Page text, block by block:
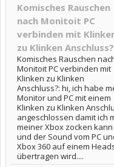
Komisches Rauschen
nach Monitoit PC
verbinden mit
zu Klinken Anschluss?
Komisches Rauschen
Monitoit PC verbinden mit
Klinken zu Klinken
Anschluss?: hi, ich habe
Monitor und PC mit einem
Klinken zu Klinken
angeschlossen damit ich
meiner Xbox zocken kann
und der Sound vom PC
Xbox 360 auf einem
übertragen wird....